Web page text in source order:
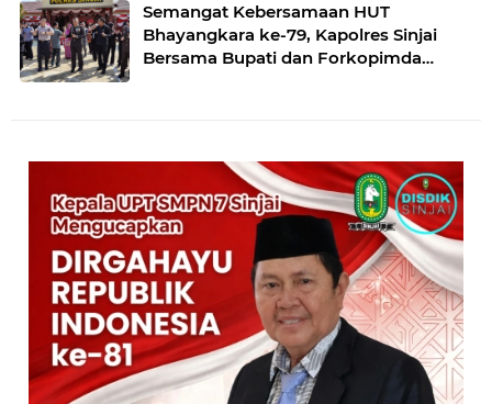
Semangat Kebersamaan HUT
Bhayangkara ke-79, Kapolres Sinjai
Bersama Bupati dan Forkopimda